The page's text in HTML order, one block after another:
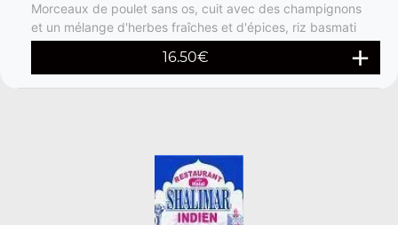
Morceaux de poulet sans os, cuit avec des champignons
et un mélange d'herbes fraîches et d'épices, riz basmati
16.50€